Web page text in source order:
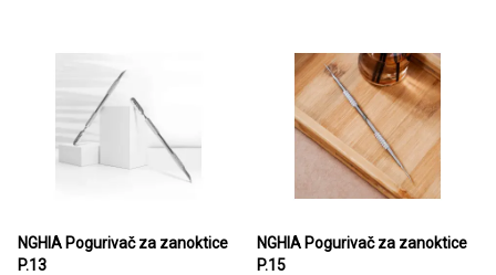
NGHIA Pogurivač za zanoktice
P.13
NGHIA Pogurivač za zanoktice
P.15